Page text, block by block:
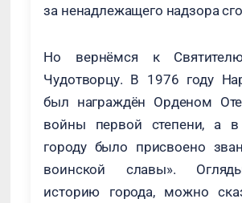
за ненадлежащего надзора
Но вернёмся к
Чудотворцу. В 1976 году
был награждён Орденом
войны первой степени, а
городу было присвоено
воинской славы».
историю города, можно